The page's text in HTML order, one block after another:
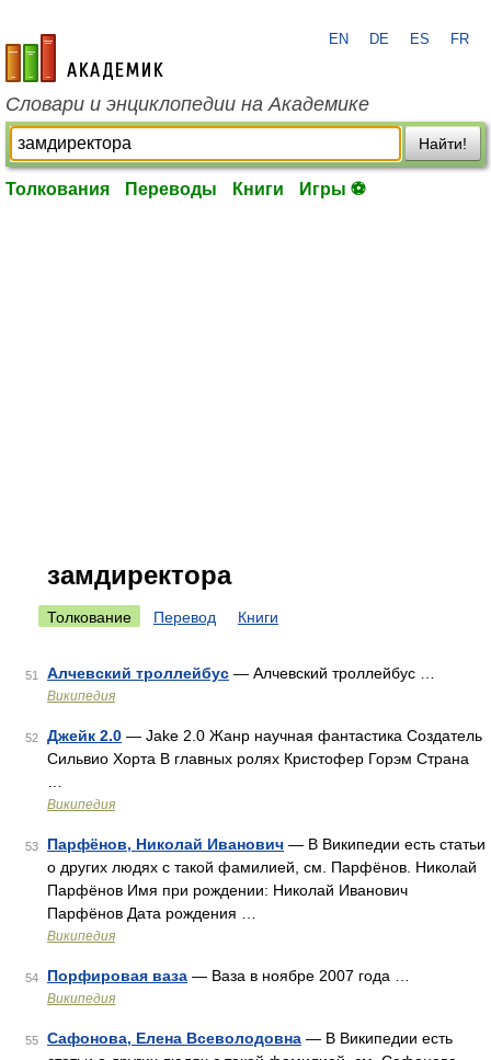
academic.ru
EN DE ES FR
Словари и энциклопедии на Академике
Найти!
Толкования Переводы Книги Игры ⚽
замдиректора
Толкование Перевод Книги
51 Алчевский троллейбус — Алчевский троллейбус …
Википедия
52 Джейк 2.0 — Jake 2.0 Жанр научная фантастика Создатель
Сильвио Хорта В главных ролях Кристофер Горэм Страна
Википедия
53 Парфёнов, Николай Иванович — В Википедии есть статьи
о других людях с такой фамилией, см. Парфёнов. Николай
Парфёнов Имя при рождении: Николай Иванович
Парфёнов Дата рождения …
Википедия
54 Порфировая ваза — Ваза в ноябре 2007 года …
Википедия
55 Сафонова, Елена Всеволодовна — В Википедии есть